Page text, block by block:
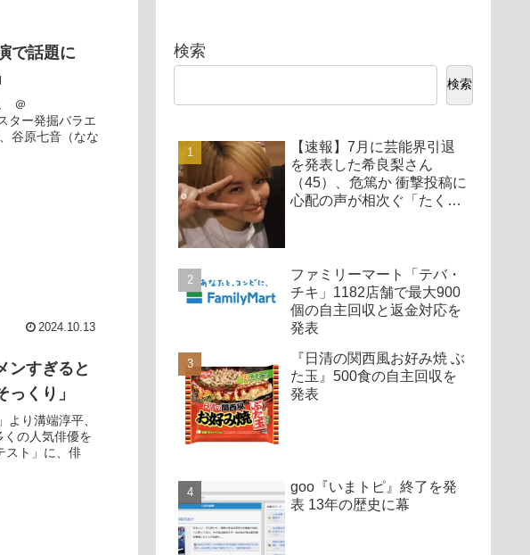
で話題に
＠
ター発掘バラエ
谷原七音（なな
2024.10.13
ンすぎると
くり」
り溝端淳平、
の人気俳優を
スト」に、俳
検索
検索
【速報】7月に芸能界引退
を発表した希良梨さん
（45）、危篤か 衝撃投稿に
心配の声が相次ぐ「たくさ
ファミリーマート「テバ・
チキ」1182店舗で最大900
個の自主回収と返金対応を
発表
『日清の関西風お好み焼 ぶ
た玉』500食の自主回収を
発表
goo『いまトピ』終了を発
表 13年の歴史に幕